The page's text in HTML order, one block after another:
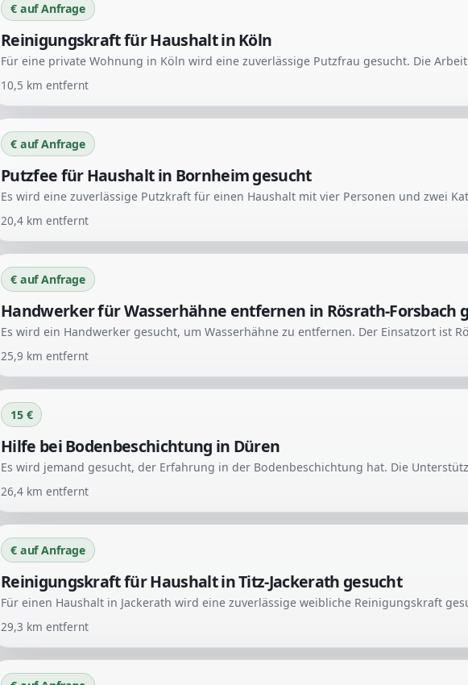
€ auf Anfrage
Reinigungskraft für Haushalt in Köln
10,5 km entfernt
€ auf Anfrage
Putzfee für Haushalt in Bornheim gesucht
20,4 km entfernt
€ auf Anfrage
Handwerker für Wasserhähne entfernen in Rösrath-Forsbach
25,9 km entfernt
15 €
Hilfe bei Bodenbeschichtung in Düren
Es wird jemand gesucht, der Erfahrung in der Bodenbeschichtung hat. Die
26,4 km entfernt
€ auf Anfrage
Reinigungskraft für Haushalt in Titz-Jackerath gesucht
29,3 km entfernt